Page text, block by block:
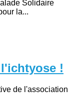
Solidaire
la...
!
de l'association